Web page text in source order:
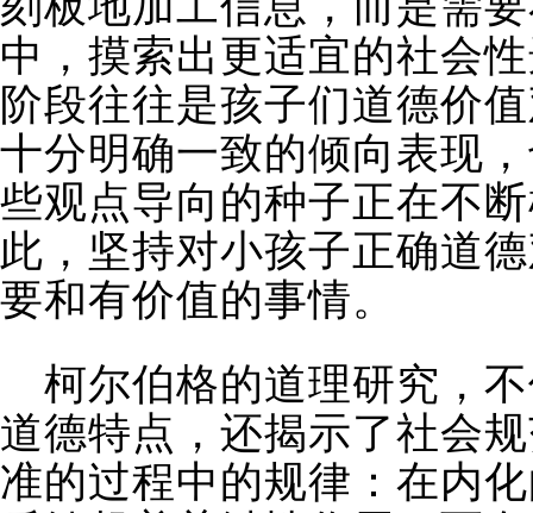
中，摸索出更适宜的社会
阶段往往是孩子们道德价
十分明确一致的倾向表现
些观点导向的种子正在不
此，坚持对小孩子正确道
要和有价值的事情。
柯尔伯格的道理研究，
道德特点，还揭示了社会
准的过程中的规律：在内